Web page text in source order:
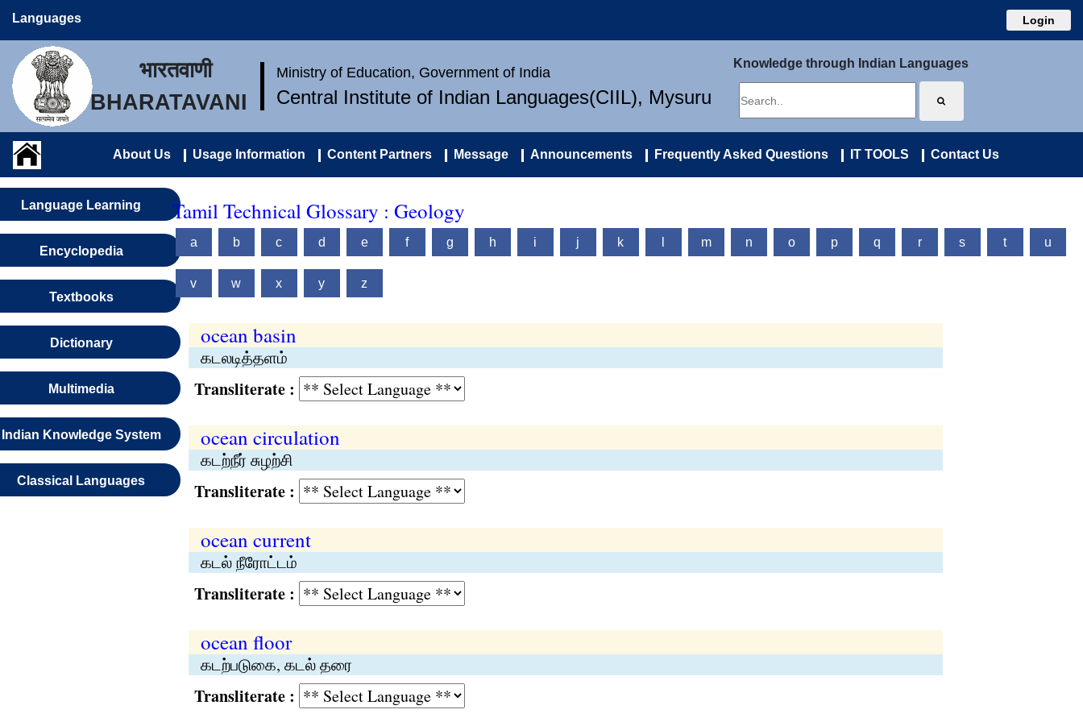
Languages Login
भारतवाणी
BHARATAVANI
Ministry of Education, Government of India
Central Institute of Indian Languages(CIIL), Mysuru
Knowledge through Indian Languages
About Us Usage Information Content Partners Message Announcements Frequently Asked Questions IT TOOLS Contact Us
Language Learning
Encyclopedia
Textbooks
Dictionary
Multimedia
Indian Knowledge System
Classical Languages
Tamil Technical Glossary : Geology
a b c d e f g h i j k m n o p q r s t u
v w x y z
ocean basin
கடலடித்தளம்
Transliterate :
ocean circulation
கடற்நீர் சுழற்சி
Transliterate :
ocean current
கடல் நீரோட்டம்
Transliterate :
ocean floor
கடற்படுகை, கடல் தரை
Transliterate :